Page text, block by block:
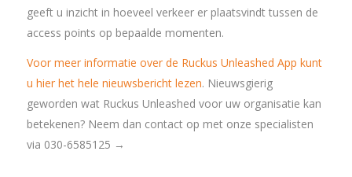
geeft u inzicht in hoeveel verkeer er plaatsvindt tussen de
access points op bepaalde momenten.
Voor meer informatie over de Ruckus Unleashed App kunt
u hier het hele nieuwsbericht lezen. Nieuwsgierig
geworden wat Ruckus Unleashed voor uw organisatie kan
betekenen? Neem dan contact op met onze specialisten
via 030-6585125 →